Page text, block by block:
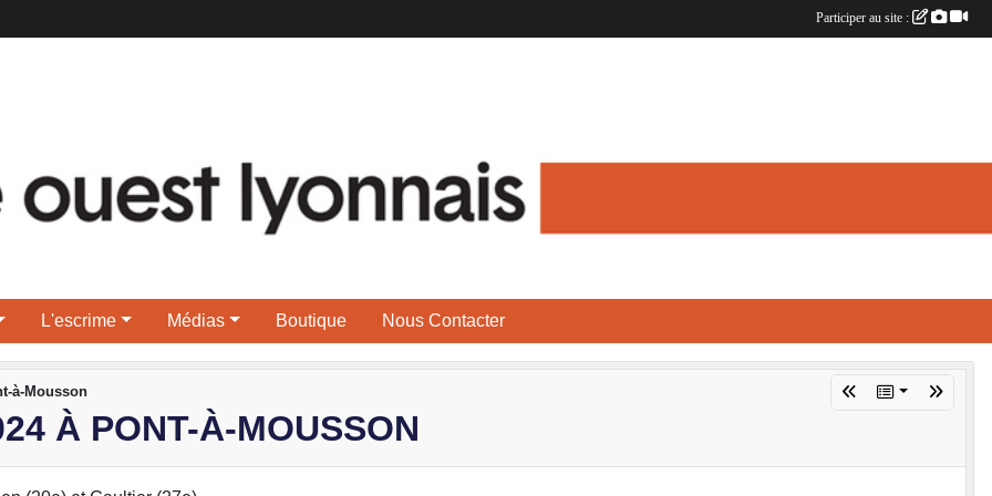
L'escrime Médias Boutique Nous Contacter
à-Mousson
À PONT-À-MOUSSON
Participer au site :